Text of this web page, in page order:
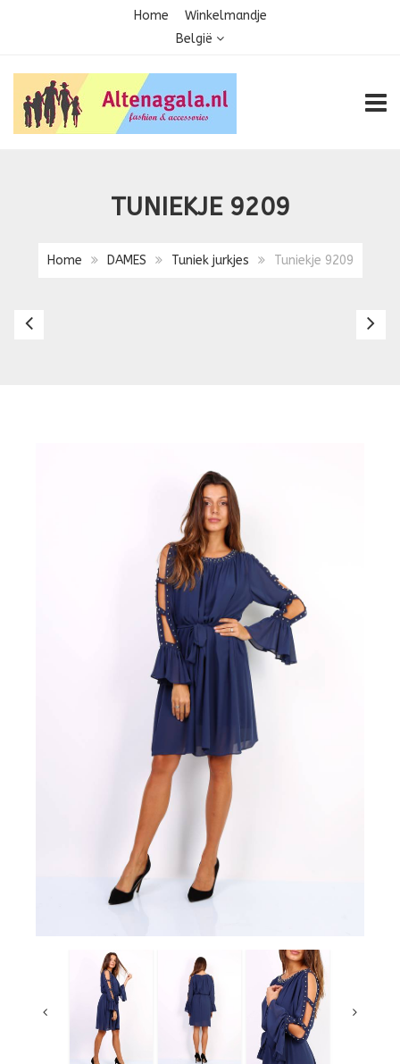
Home
Winkelmandje
België
TUNIEKJE 9209
Home DAMES Tuniek jurkjes Tuniekje 9209
Tuniekje